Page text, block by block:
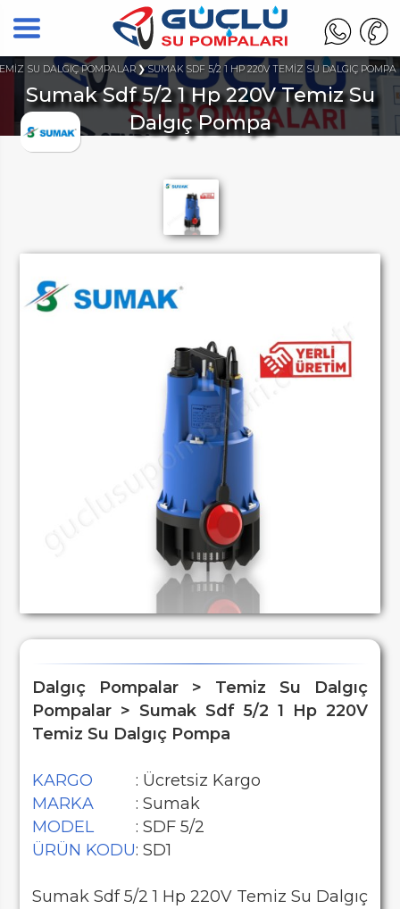
SU DALGIÇ POMPALAR SUMAK SDF 5/2 1 HP 220V TEMİZ SU DALGIÇ POMPA
Sumak Sdf 5/2 1 Hp 220V Temiz Su
Dalgıç Pompa
Dalgıç Pompalar > Temiz Su Dalgıç
Pompalar > Sumak Sdf 5/2 1 Hp 220V
Temiz Su Dalgıç Pompa
KARGO
: Ücretsiz Kargo
MARKA
: Sumak
MODEL
: SDF 5/2
ÜRÜN KODU: SD1
Sumak Sdf 5/2 1 Hp 220V Temiz Su Dalgıç